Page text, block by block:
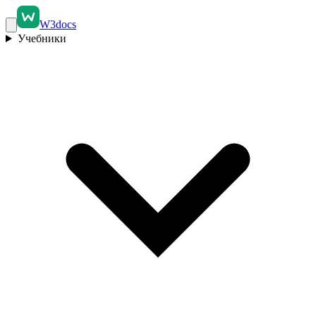
W3docs
Учебники